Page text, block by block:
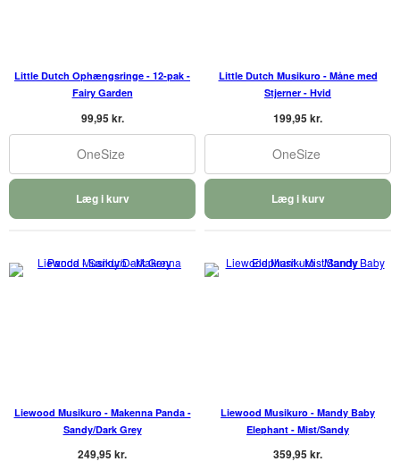
Little Dutch Ophængsringe - 12-pak -
Fairy Garden
99,95 kr.
OneSize
Læg i kurv
Little Dutch Musikuro - Måne med
Stjerner - Hvid
199,95 kr.
OneSize
Læg i kurv
Liewood Musikuro - Makenna Panda -
Sandy/Dark Grey
249,95 kr.
Liewood Musikuro - Mandy Baby
Elephant - Mist/Sandy
359,95 kr.